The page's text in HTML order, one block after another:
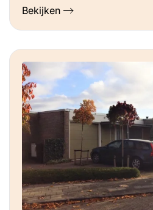
Bekijken